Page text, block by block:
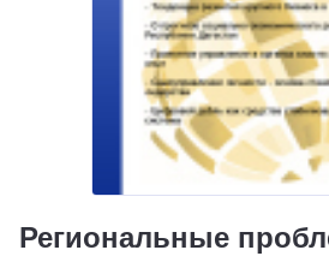
Региональные